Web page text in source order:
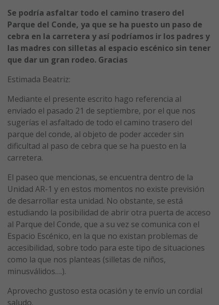
Se podría asfaltar todo el camino trasero del
Parque del Conde, ya que se ha puesto un paso de
cebra en la carretera y así podríamos ir los padres y
las madres con silletas al espacio escénico sin tener
que dar un gran rodeo. Gracias
Estimada Beatriz:
Mediante el presente escrito hago referencia al
enviado el pasado 21 de septiembre, por el que nos
sugerías el asfaltado de todo el camino trasero del
parque del conde, al objeto de poder acceder sin
dificultad al paso de cebra que se ha puesto en la
carretera.
El paseo que mencionas, se encuentra dentro de la
Unidad AR-1 y en estos momentos no existe previsión
de desarrollar esta unidad. No obstante, se está
estudiando la posibilidad de abrir otra puerta de acceso
al Parque del Conde, que a su vez se comunica con el
Espacio Escénico, en la que no existan problemas de
accesibilidad, sobre todo para este tipo de situaciones
como la que nos planteas (silletas de niños,
minusválidos….).
Aprovecho gustoso esta ocasión y te envío un cordial
saludo.